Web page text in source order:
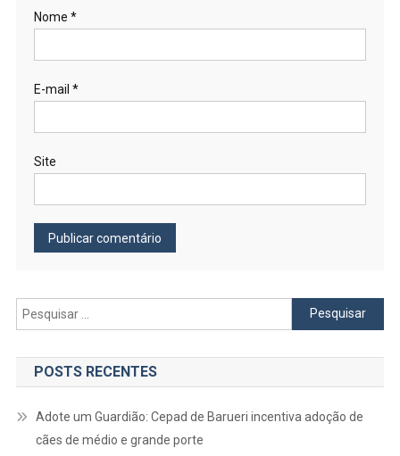
Nome *
E-mail *
Site
Pesquisar
por:
POSTS RECENTES
Adote um Guardião: Cepad de Barueri incentiva adoção de
cães de médio e grande porte